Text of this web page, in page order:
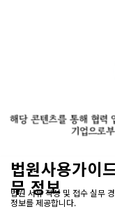
법원사용가이
무 정보
법원 서류 작성 및 접수 실무
정보를 제공합니다.